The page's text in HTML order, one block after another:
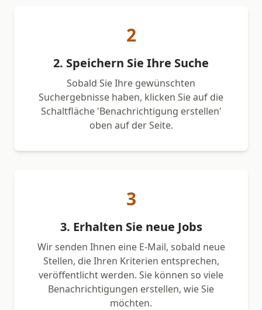
2
2. Speichern Sie Ihre Suche
Sobald Sie Ihre gewünschten
Suchergebnisse haben, klicken Sie auf die
Schaltfläche 'Benachrichtigung erstellen'
oben auf der Seite.
3
3. Erhalten Sie neue Jobs
Wir senden Ihnen eine E-Mail, sobald neue
Stellen, die Ihren Kriterien entsprechen,
veröffentlicht werden. Sie können so viele
Benachrichtigungen erstellen, wie Sie
möchten.